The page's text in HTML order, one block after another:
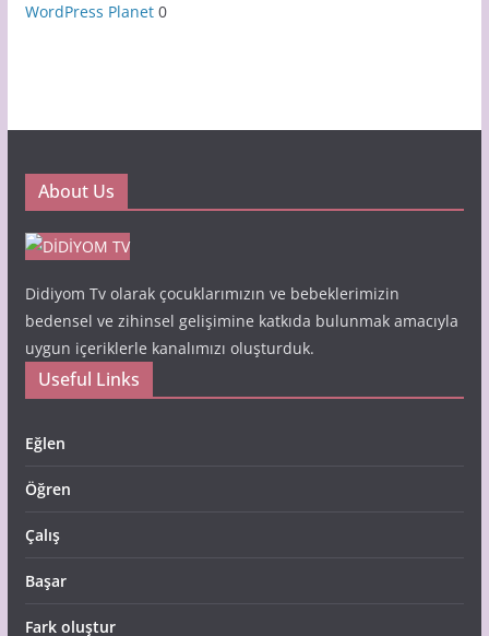
WordPress Planet0
About Us
Didiyom Tv olarak çocuklarımızın ve bebeklerimizin
bedensel ve zihinsel gelişimine katkıda bulunmak amacıyla
uygun içeriklerle kanalımızı oluşturduk.
Useful Links
Eğlen
Öğren
Çalış
Başar
Fark oluştur